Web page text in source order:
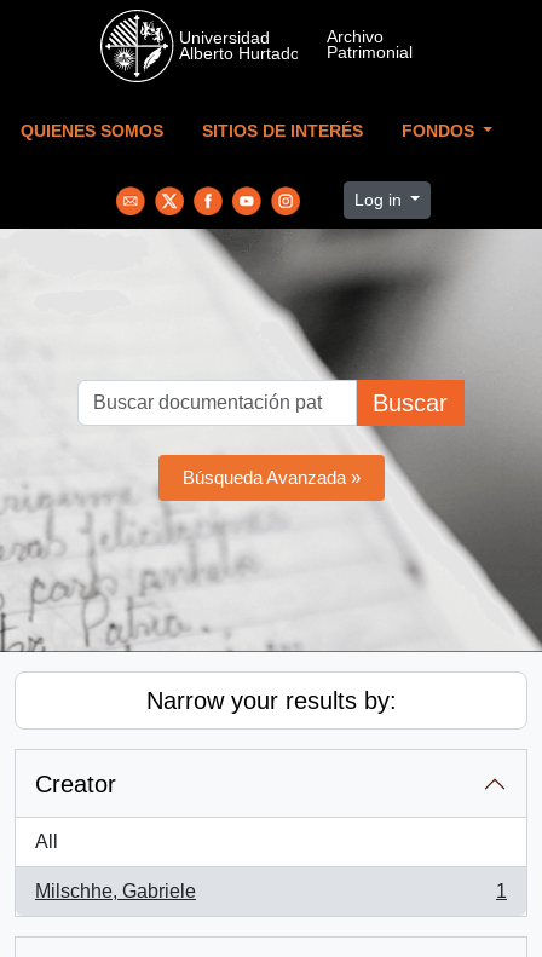
Skip to main content
QUIENES SOMOS SITIOS DE INTERÉS FONDOS
Log in
Buscar
Búsqueda Avanzada »
Narrow your results by:
Creator
All
Milschhe, Gabriele
, 1 results
1